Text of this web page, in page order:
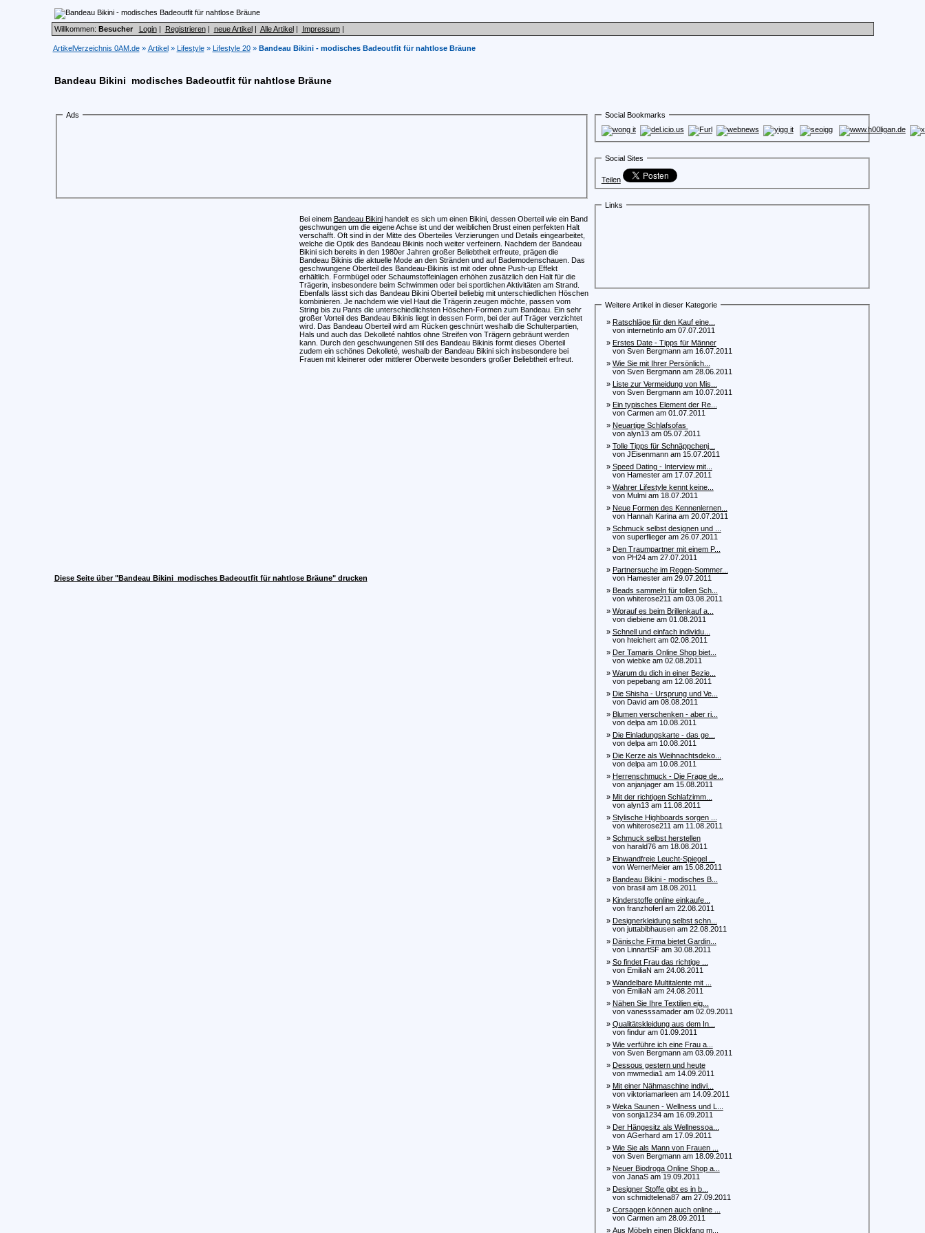
Willkommen: Besucher Login| Registrieren| neue Artikel| Alle Artikel| Impressum|
ArtikelVerzeichnis 0AM.de» Artikel» Lifestyle» Lifestyle 20» Bandeau Bikini - modisches Badeoutfit für nahtlose Bräune
Bandeau Bikini  modisches Badeoutfit für nahtlose Bräune
Ads
Bei einem Bandeau Bikinihandelt es sich um einen Bikini, dessen Oberteil wie ein Band
geschwungen um die eigene Achse ist und der weiblichen Brust einen perfekten Halt
verschafft. Oft sind in der Mitte des Oberteiles Verzierungen und Details eingearbeitet,
welche die Optik des Bandeau Bikinis noch weiter verfeinern. Nachdem der Bandeau
Bikini sich bereits in den 1980er Jahren großer Beliebtheit erfreute, prägen die
Bandeau Bikinis die aktuelle Mode an den Stränden und auf Bademodenschauen. Das
geschwungene Oberteil des Bandeau-Bikinis ist mit oder ohne Push-up Effekt
erhältlich. Formbügel oder Schaumstoffeinlagen erhöhen zusätzlich den Halt für die
Trägerin, insbesondere beim Schwimmen oder bei sportlichen Aktivitäten am Strand.
Ebenfalls lässt sich das Bandeau Bikini Oberteil beliebig mit unterschiedlichen Höschen
kombinieren. Je nachdem wie viel Haut die Trägerin zeugen möchte, passen vom
String bis zu Pants die unterschiedlichsten Höschen-Formen zum Bandeau. Ein sehr
großer Vorteil des Bandeau Bikinis liegt in dessen Form, bei der auf Träger verzichtet
wird. Das Bandeau Oberteil wird am Rücken geschnürt weshalb die Schulterpartien,
Hals und auch das Dekolleté nahtlos ohne Streifen von Trägern gebräunt werden
kann. Durch den geschwungenen Stil des Bandeau Bikinis formt dieses Oberteil
zudem ein schönes Dekolleté, weshalb der Bandeau Bikini sich insbesondere bei
Frauen mit kleinerer oder mittlerer Oberweite besonders großer Beliebtheit erfreut.
Diese Seite über "Bandeau Bikini  modisches Badeoutfit für nahtlose Bräune" drucken
Social Bookmarks
Social Sites
Teilen
Links
Weitere Artikel in dieser Kategorie
» Ratschläge für den Kauf eine...
von internetinfo am 07.07.2011
» Erstes Date - Tipps für Männer
von Sven Bergmann am 16.07.2011
» Wie Sie mit Ihrer Persönlich...
von Sven Bergmann am 28.06.2011
» Liste zur Vermeidung von Mis...
von Sven Bergmann am 10.07.2011
» Ein typisches Element der Re...
von Carmen am 01.07.2011
» Neuartige Schlafsofas
von alyn13 am 05.07.2011
» Tolle Tipps für Schnäppchenj...
von JEisenmann am 15.07.2011
» Speed Dating - Interview mit...
von Hamester am 17.07.2011
» Wahrer Lifestyle kennt keine...
von Mulmi am 18.07.2011
» Neue Formen des Kennenlernen...
von Hannah Karina am 20.07.2011
» Schmuck selbst designen und ...
von superflieger am 26.07.2011
» Den Traumpartner mit einem P...
von PH24 am 27.07.2011
» Partnersuche im Regen-Sommer...
von Hamester am 29.07.2011
» Beads sammeln für tollen Sch...
von whiterose211 am 03.08.2011
» Worauf es beim Brillenkauf a...
von diebiene am 01.08.2011
» Schnell und einfach individu...
von hteichert am 02.08.2011
» Der Tamaris Online Shop biet...
von wiebke am 02.08.2011
» Warum du dich in einer Bezie...
von pepebang am 12.08.2011
» Die Shisha - Ursprung und Ve...
von David am 08.08.2011
» Blumen verschenken - aber ri...
von delpa am 10.08.2011
» Die Einladungskarte - das ge...
von delpa am 10.08.2011
» Die Kerze als Weihnachtsdeko...
von delpa am 10.08.2011
» Herrenschmuck - Die Frage de...
von anjanjager am 15.08.2011
» Mit der richtigen Schlafzimm...
von alyn13 am 11.08.2011
» Stylische Highboards sorgen ...
von whiterose211 am 11.08.2011
» Schmuck selbst herstellen
von harald76 am 18.08.2011
» Einwandfreie Leucht-Spiegel ...
von WernerMeier am 15.08.2011
» Bandeau Bikini - modisches B...
von brasil am 18.08.2011
» Kinderstoffe online einkaufe...
von franzhoferl am 22.08.2011
» Designerkleidung selbst schn...
von juttabibhausen am 22.08.2011
» Dänische Firma bietet Gardin...
von LinnartSF am 30.08.2011
» So findet Frau das richtige ...
von EmiliaN am 24.08.2011
» Wandelbare Multitalente mit ...
von EmiliaN am 24.08.2011
» Nähen Sie Ihre Textilien eig...
von vanesssamader am 02.09.2011
» Qualitätskleidung aus dem In...
von findur am 01.09.2011
» Wie verführe ich eine Frau a...
von Sven Bergmann am 03.09.2011
» Dessous gestern und heute
von mwmedia1 am 14.09.2011
» Mit einer Nähmaschine indivi...
von viktoriamarleen am 14.09.2011
» Weka Saunen - Wellness und L...
von sonja1234 am 16.09.2011
» Der Hängesitz als Wellnessoa...
von AGerhard am 17.09.2011
» Wie Sie als Mann von Frauen ...
von Sven Bergmann am 18.09.2011
» Neuer Biodroga Online Shop a...
von JanaS am 19.09.2011
» Designer Stoffe gibt es in b...
von schmidtelena87 am 27.09.2011
» Corsagen können auch online ...
von Carmen am 28.09.2011
» Aus Möbeln einen Blickfang m...